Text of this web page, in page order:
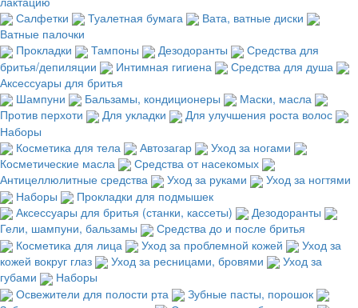
Салфетки
Туалетная бумага
Вата, ватные диски
Ватные палочки
Прокладки
Тампоны Дезодоранты
Средства для
бритья/депиляции
Интимная гигиена
Средства для душа
Аксессуары для бритья
Шампуни
Бальзамы, кондиционеры
Маски, масла
Против перхоти
Для укладки
Для улучшения роста волос
Наборы
Косметика для тела
Автозагар
Уход за ногами
Косметические масла
Средства от насекомых
Антицеллюлитные средства
Уход за руками
Уход за ногтями
Наборы
Прокладки для подмышек
Аксессуары для бритья (станки, кассеты)
Дезодоранты
Гели, шампуни, бальзамы
Средства до и после бритья
Косметика для лица
Уход за проблемной кожей
Уход за
кожей вокруг глаз
Уход за ресницами, бровями
Уход за
губами
Наборы
Освежители для полости рта
Зубные пасты, порошок